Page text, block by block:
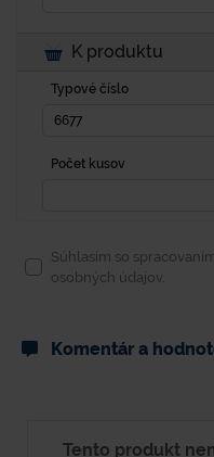
K produktu
Typové číslo
Počet kusov
Súhlasím so
osobných údajov.
Komentár a
Tento produkt